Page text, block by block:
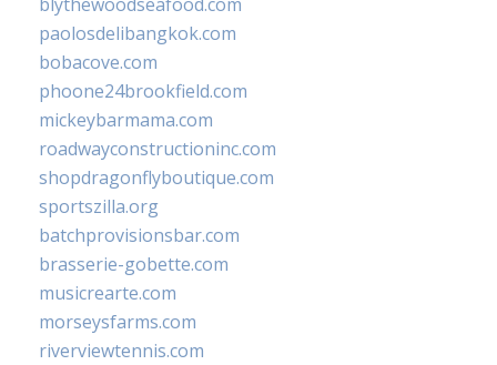
paolosdelibangkok.com
bobacove.com
phoone24brookfield.com
mickeybarmama.com
roadwayconstructioninc.com
shopdragonflyboutique.com
sportszilla.org
batchprovisionsbar.com
brasserie-gobette.com
musicrearte.com
morseysfarms.com
riverviewtennis.com